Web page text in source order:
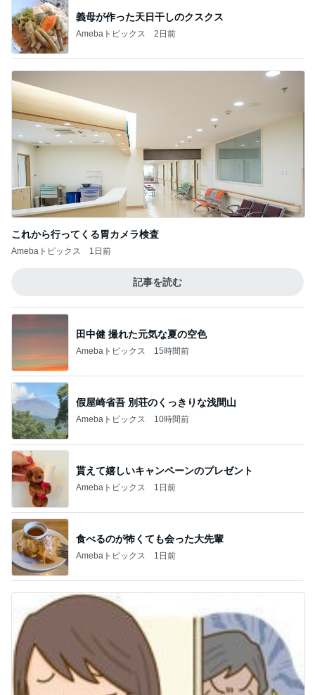
義母が作った天日干しのクスクス
Amebaトピックス 2日前
これから行ってくる胃カメラ検査
Amebaトピックス 1日前
記事を読む
田中健 撮れた元気な夏の空色
Amebaトピックス 15時間前
假屋崎省吾 別荘のくっきりな浅間山
Amebaトピックス 10時間前
貰えて嬉しいキャンペーンのプレゼント
Amebaトピックス 1日前
食べるのが怖くても会った大先輩
Amebaトピックス 1日前